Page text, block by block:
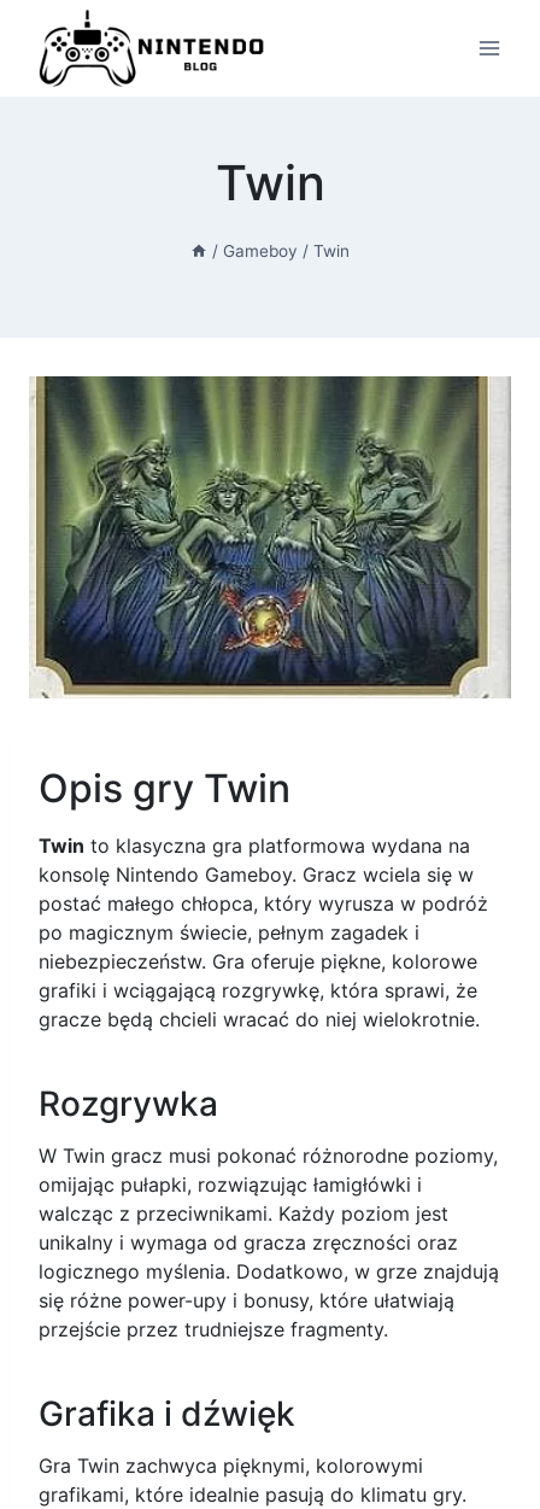
Przeskocz
treści
Twin
/ Gameboy / Twin
Opis gry Twin
Twin to klasyczna gra platformowa wydana na
konsolę Nintendo Gameboy. Gracz wciela się w
postać małego chłopca, który wyrusza w podróż
po magicznym świecie, pełnym zagadek i
niebezpieczeństw. Gra oferuje piękne, kolorowe
grafiki i wciągającą rozgrywkę, która sprawi, że
gracze będą chcieli wracać do niej wielokrotnie.
Rozgrywka
W Twin gracz musi pokonać różnorodne poziomy,
omijając pułapki, rozwiązując łamigłówki i
walcząc z przeciwnikami. Każdy poziom jest
unikalny i wymaga od gracza zręczności oraz
logicznego myślenia. Dodatkowo, w grze znajdują
się różne power-upy i bonusy, które ułatwiają
przejście przez trudniejsze fragmenty.
Grafika i dźwięk
Gra Twin zachwyca pięknymi, kolorowymi
grafikami, które idealnie pasują do klimatu gry.